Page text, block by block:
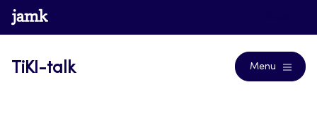
Siirry
suoraan
www.jamk.fi
TiKI-talk Menu